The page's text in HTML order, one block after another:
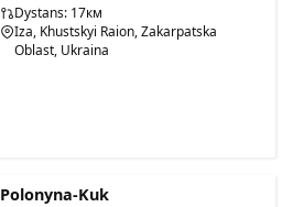
Dystans: 17км
Iza, Khustskyi Raion, Zakarpatska
Oblast, Ukraina
Polonyna-Kuk